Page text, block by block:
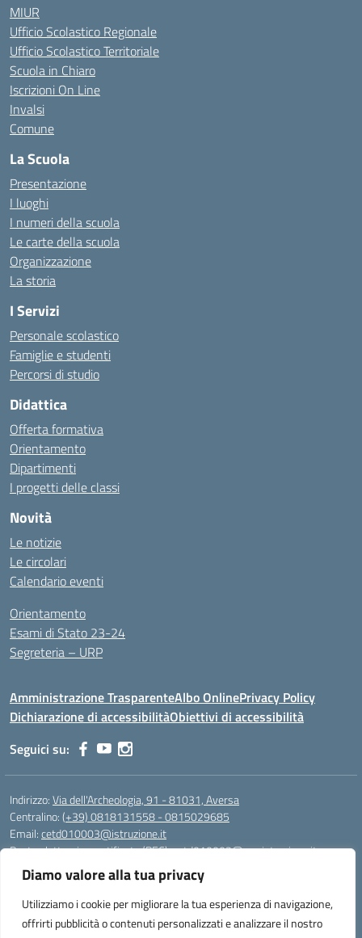
Diamo valore alla tua privacy
Utilizziamo i cookie per migliorare la tua esperienza di navigazione,
offrirti pubblicità o contenuti personalizzati e analizzare il nostro
MIUR
Ufficio Scolastico Regionale
Ufficio Scolastico Territoriale
Scuola in Chiaro
Iscrizioni On Line
Invalsi
Comune
La Scuola
Presentazione
I luoghi
I numeri della scuola
Le carte della scuola
Organizzazione
La storia
I Servizi
Personale scolastico
Famiglie e studenti
Percorsi di studio
Didattica
Offerta formativa
Orientamento
Dipartimenti
I progetti delle classi
Novità
Le notizie
Le circolari
Calendario eventi
Orientamento
Esami di Stato 23-24
Segreteria – URP
Amministrazione TrasparenteAlbo OnlinePrivacy Policy
Dichiarazione di accessibilitàObiettivi di accessibilità
Seguici su:
Indirizzo:Via dell'Archeologia, 91 - 81031, Aversa
Centralino:(+39) 0818131558 - 0815029685
Email:cetd010003@istruzione.it
Posta elettronica certificata (PEC):cetd010003@pec.istruzione.it
Codice fiscale: 81000710616
Codice meccanografico:
cetd010003
Codice unico di fatturazione (CUF): UFWLRQ